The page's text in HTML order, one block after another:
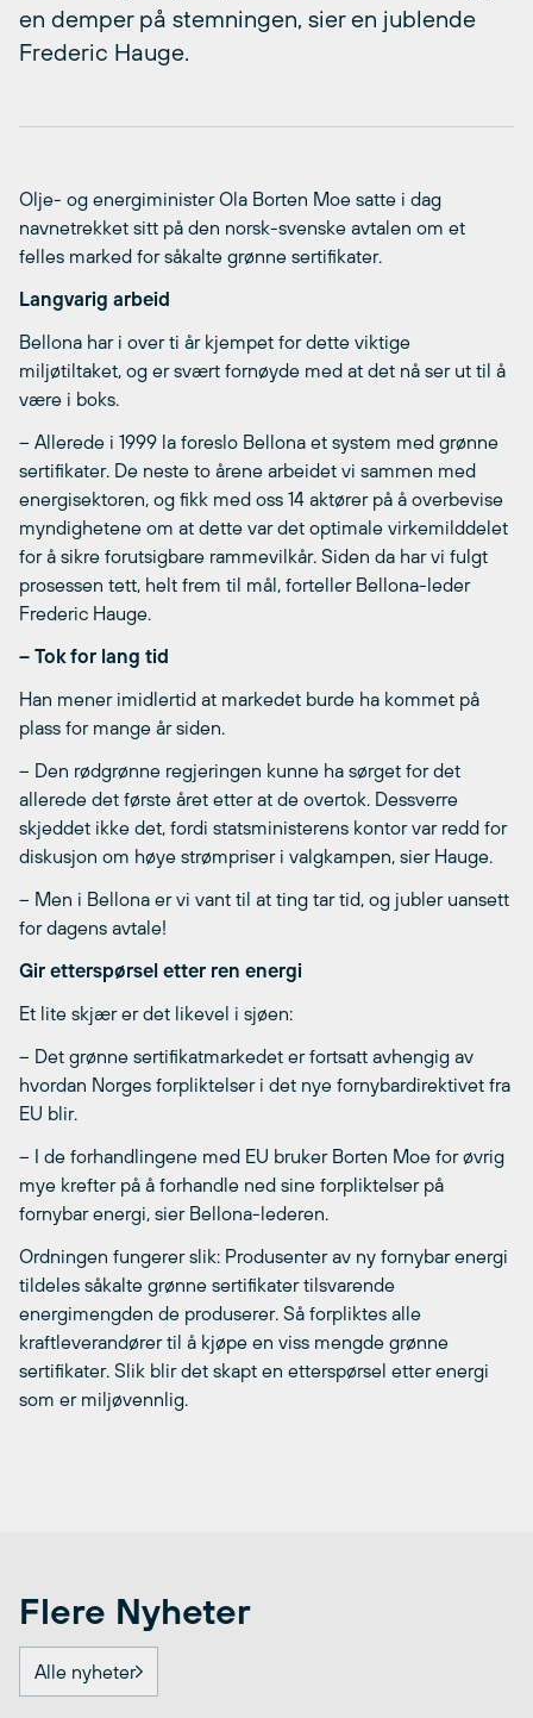
en demper på stemningen, sier en jublende
Frederic Hauge.
Olje- og energiminister Ola Borten Moe satte i dag
navnetrekket sitt på den norsk-svenske avtalen om et
felles marked for såkalte grønne sertifikater.
Langvarig arbeid
Bellona har i over ti år kjempet for dette viktige
miljøtiltaket, og er svært fornøyde med at det nå ser ut til å
være i boks.
– Allerede i 1999 la foreslo Bellona et system med grønne
sertifikater. De neste to årene arbeidet vi sammen med
energisektoren, og fikk med oss 14 aktører på å overbevise
myndighetene om at dette var det optimale virkemilddelet
for å sikre forutsigbare rammevilkår. Siden da har vi fulgt
prosessen tett, helt frem til mål, forteller Bellona-leder
Frederic Hauge.
– Tok for lang tid
Han mener imidlertid at markedet burde ha kommet på
plass for mange år siden.
– Den rødgrønne regjeringen kunne ha sørget for det
allerede det første året etter at de overtok. Dessverre
skjeddet ikke det, fordi statsministerens kontor var redd for
diskusjon om høye strømpriser i valgkampen, sier Hauge.
– Men i Bellona er vi vant til at ting tar tid, og jubler uansett
for dagens avtale!
Gir etterspørsel etter ren energi
Et lite skjær er det likevel i sjøen:
– Det grønne sertifikatmarkedet er fortsatt avhengig av
hvordan Norges forpliktelser i det nye fornybardirektivet fra
EU blir.
– I de forhandlingene med EU bruker Borten Moe for øvrig
mye krefter på å forhandle ned sine forpliktelser på
fornybar energi, sier Bellona-lederen.
Ordningen fungerer slik: Produsenter av ny fornybar energi
tildeles såkalte grønne sertifikater tilsvarende
energimengden de produserer. Så forpliktes alle
kraftleverandører til å kjøpe en viss mengde grønne
sertifikater. Slik blir det skapt en etterspørsel etter energi
som er miljøvennlig.
Flere Nyheter
Alle nyheter